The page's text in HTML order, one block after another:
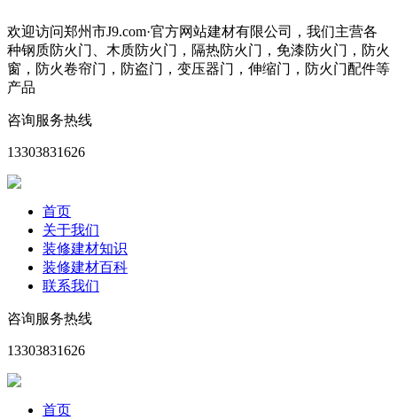
欢迎访问郑州市J9.com·官方网站建材有限公司，我们主营各
种钢质防火门、木质防火门，隔热防火门，免漆防火门，防火
窗，防火卷帘门，防盗门，变压器门，伸缩门，防火门配件等
产品
咨询服务热线
13303831626
首页
关于我们
装修建材知识
装修建材百科
联系我们
咨询服务热线
13303831626
首页